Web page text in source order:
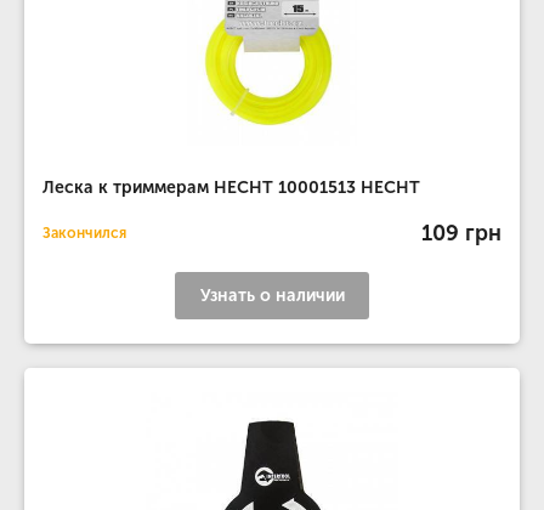
Леска к триммерам HECHT 10001513 HECHT
Закончился 109 грн
Узнать о наличии